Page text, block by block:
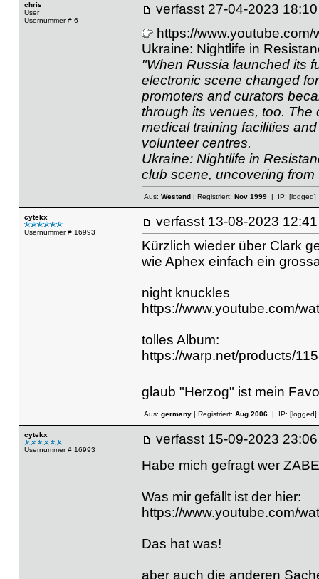
chris
User
Usernummer # 6
verfasst 27-04-2023
https://
Ukraine: Nightlife in
"When Russia launched its
electronic scene changed
promoters and curators
through its venues, too.
medical training facilities
volunteer centres.
Ukraine: Nightlife in
club scene, uncovering
Aus: Westend| Registriert: Nov 1999| IP: [logged]
cytekx
Usernummer # 16993
verfasst 13-08-2023
Kürzlich wieder über Clark
wie Aphex einfach ein
night knuckles
https://www.youtube.com/
tolles Album:
https://warp.net/products/
glaub "Herzog" ist mein
Aus: germany| Registriert: Aug 2006| IP: [logged]
cytekx
Usernummer # 16993
verfasst 15-09-2023
Habe mich gefragt wer
Was mir gefällt ist der hier:
https://www.youtube.com/
Das hat was!
aber auch die anderen